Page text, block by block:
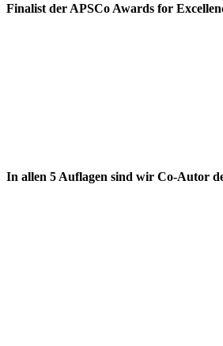
Finalist der APSCo Awards for
In allen 5 Auflagen sind wir Co-Autor